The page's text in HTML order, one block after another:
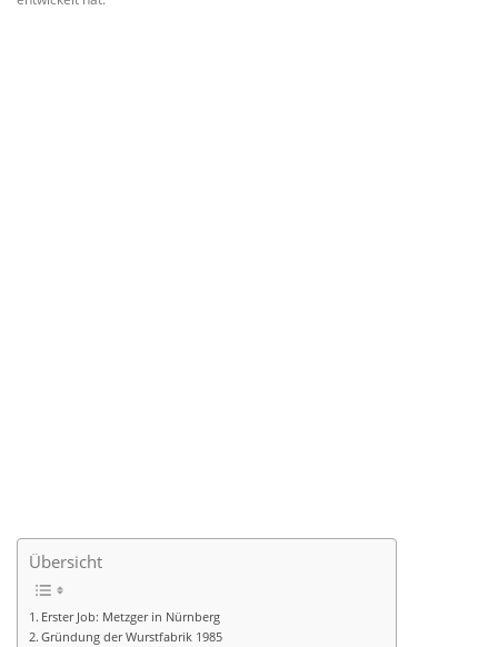
Übersicht
Erster Job: Metzger in Nürnberg
Gründung der Wurstfabrik 1985